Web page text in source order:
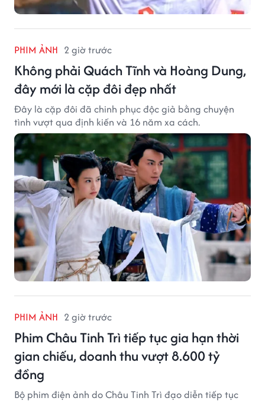
PHIM ẢNH 2 giờ trước
Không phải Quách Tĩnh và Hoàng Dung,
đây mới là cặp đôi đẹp nhất
Đây là cặp đôi đã chinh phục độc giả bằng chuyện
tình vượt qua định kiến và 16 năm xa cách.
PHIM ẢNH 2 giờ trước
Phim Châu Tinh Trì tiếp tục gia hạn thời
gian chiếu, doanh thu vượt 8.600 tỷ
đồng
Bộ phim điện ảnh do Châu Tinh Trì đạo diễn tiếp tục